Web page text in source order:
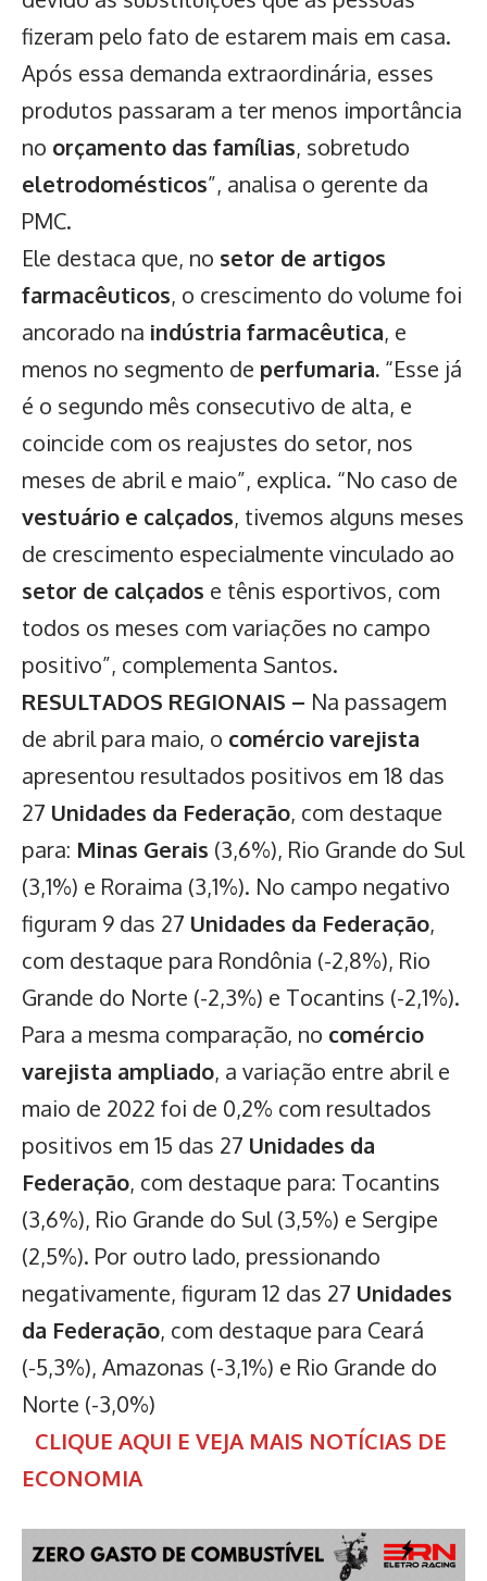
fizeram pelo fato de estarem mais em casa.
Após essa demanda extraordinária, esses
produtos passaram a ter menos importância
no orçamento das famílias, sobretudo
eletrodomésticos”, analisa o gerente da
PMC.
Ele destaca que, no setor de artigos
farmacêuticos, o crescimento do volume foi
ancorado na indústria farmacêutica, e
menos no segmento de perfumaria. “Esse já
é o segundo mês consecutivo de alta, e
coincide com os reajustes do setor, nos
meses de abril e maio”, explica. “No caso de
vestuário e calçados, tivemos alguns meses
de crescimento especialmente vinculado ao
setor de calçados e tênis esportivos, com
todos os meses com variações no campo
positivo”, complementa Santos.
RESULTADOS REGIONAIS – Na passagem
de abril para maio, o comércio varejista
apresentou resultados positivos em 18 das
27 Unidades da Federação, com destaque
para: Minas Gerais (3,6%), Rio Grande do Sul
(3,1%) e Roraima (3,1%). No campo negativo
figuram 9 das 27 Unidades da Federação,
com destaque para Rondônia (-2,8%), Rio
Grande do Norte (-2,3%) e Tocantins (-2,1%).
Para a mesma comparação, no comércio
varejista ampliado, a variação entre abril e
maio de 2022 foi de 0,2% com resultados
positivos em 15 das 27 Unidades da
Federação, com destaque para: Tocantins
(3,6%), Rio Grande do Sul (3,5%) e Sergipe
(2,5%). Por outro lado, pressionando
negativamente, figuram 12 das 27 Unidades
da Federação, com destaque para Ceará
(-5,3%), Amazonas (-3,1%) e Rio Grande do
Norte (-3,0%)
CLIQUE AQUI E VEJA MAIS NOTÍCIAS DE
ECONOMIA